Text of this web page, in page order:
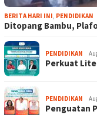
BERITA HARI INI, PENDIDIKAN
Ditopang Bambu,
PENDIDIKAN
Perkuat
PENDIDIKAN
Penguatan